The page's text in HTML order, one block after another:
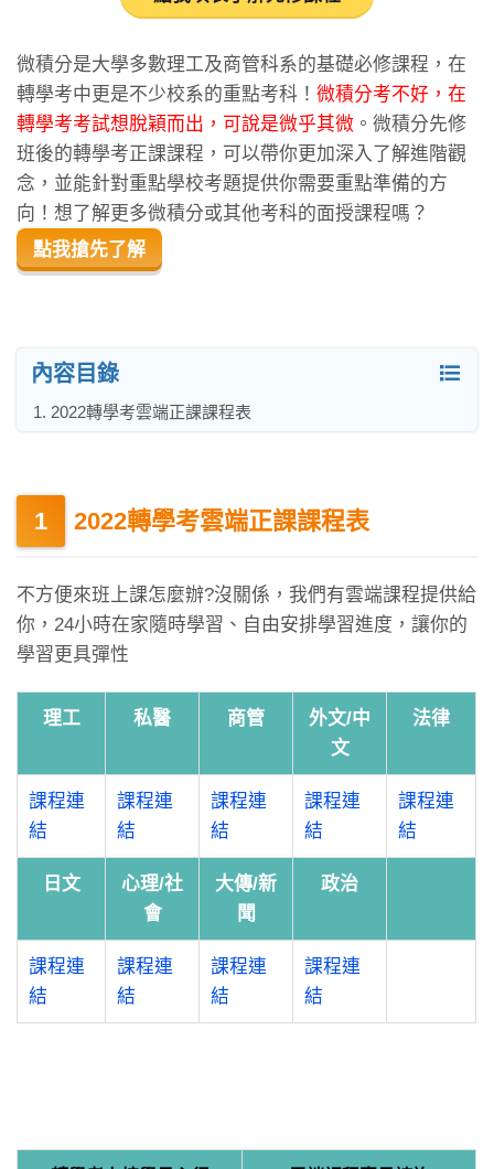
微積分是大學多數理工及商管科系的基礎必修課程，在
轉學考中更是不少校系的重點考科！ 微積分考不好，在
轉學考考試想脫穎而出，可說是微乎其微 。微積分先修
班後的轉學考正課課程，可以帶你更加深入了解進階觀
念，並能針對重點學校考題提供你需要重點準備的方
向！想了解更多微積分或其他考科的面授課程嗎？
點我搶先了解
內容目錄
1. 2022轉學考雲端正課課程表
2022轉學考雲端正課課程表
不方便來班上課怎麼辦?沒關係，我們有雲端課程提供給
你，24小時在家隨時學習、自由安排學習進度，讓你的
學習更具彈性
理工 私醫 商管
外文/中
文
法律
課程連
結
課程連
結
課程連
結
課程連
結
課程連
結
日文
心理/社
會
大傳/新
聞
政治
課程連
結
課程連
結
課程連
結
課程連
結